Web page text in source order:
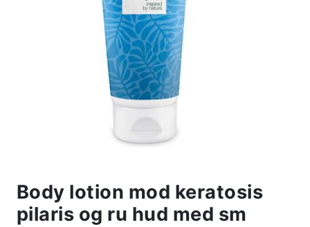
Body lotion mod keratosis
pilaris og ru hud med sm